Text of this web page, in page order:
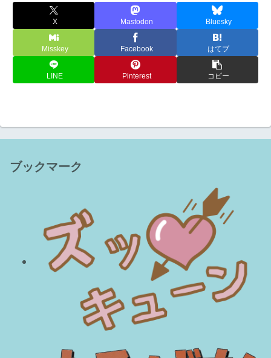
X Mastodon Bluesky
Misskey Facebook はてブ
LINE Pinterest コピー
ブックマーク